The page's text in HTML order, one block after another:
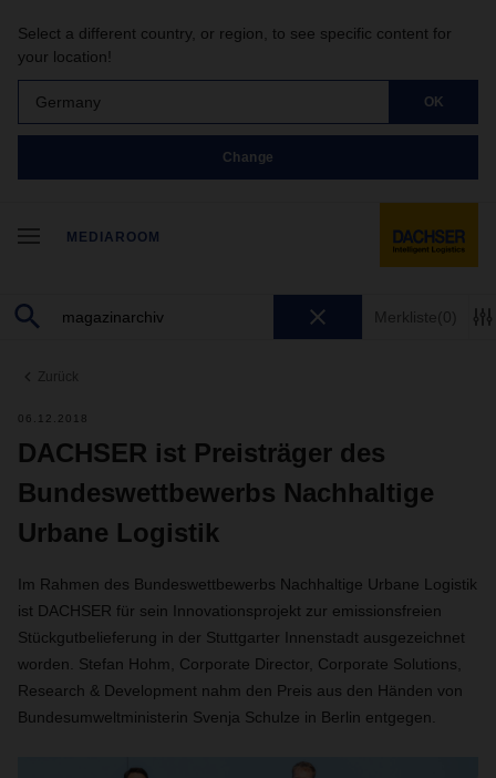
Select a different country, or region, to see specific content for
your location!
Germany OK
Change
MEDIAROOM
Merkliste(0)
Zurück
06.12.2018
DACHSER ist Preisträger des
Bundeswettbewerbs Nachhaltige
Urbane Logistik
Im Rahmen des Bundeswettbewerbs Nachhaltige Urbane Logistik
ist DACHSER für sein Innovationsprojekt zur emissionsfreien
Stückgutbelieferung in der Stuttgarter Innenstadt ausgezeichnet
worden. Stefan Hohm, Corporate Director, Corporate Solutions,
Research & Development nahm den Preis aus den Händen von
Bundesumweltministerin Svenja Schulze in Berlin entgegen.